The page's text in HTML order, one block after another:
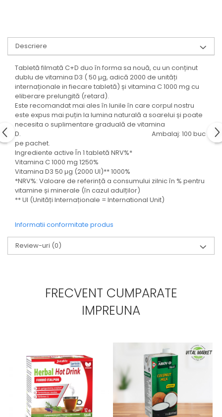
Descriere
Tabletă filmată C+D duo în forma sa nouă, cu un conținut
dublu de vitamina D3 ( 50 µg, adică 2000 de unități
internaționale in fiecare tabletă) și vitamina C 1000 mg cu
eliberare prelungită (retard).
Este recomandat mai ales în lunile în care corpul nostru
este expus mai puțin la lumina naturală a soarelui și poate
necesita o suplimentare graduală de vitamina
D. Ambalaj: 100 buc
pe pachet.
Ingrediente active În 1 tabletă NRV%*
Vitamina C 1000 mg 1250%
Vitamina D3 50 µg (2000 UI)** 1000%
*NRV%: Valoare de referință a consumului zilnic în % pentru
vitamine și minerale (în cazul adulților)
** UI (Unități Internaționale = International Unit)
Informatii conformitate produs
Review-uri (0)
FRECVENT CUMPARATE
IMPREUNA